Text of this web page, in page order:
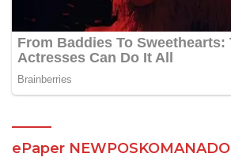
ePaper NEWPOSKOMANADO